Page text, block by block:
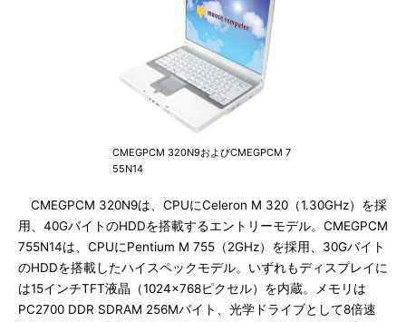
CMEGPCM 320N9およびCMEGPCM 7
55N14
CMEGPCM 320N9は、CPUにCeleron M 320（1.30GHz）を採
用、40GバイトのHDDを搭載するエントリーモデル。CMEGPCM
755N14は、CPUにPentium M 755（2GHz）を採用、30Gバイト
のHDDを搭載したハイスペックモデル。いずれもディスプレイに
は15インチTFT液晶（1024×768ピクセル）を内蔵。メモリは
PC2700 DDR SDRAM 256Mバイト、光学ドライブとして8倍速